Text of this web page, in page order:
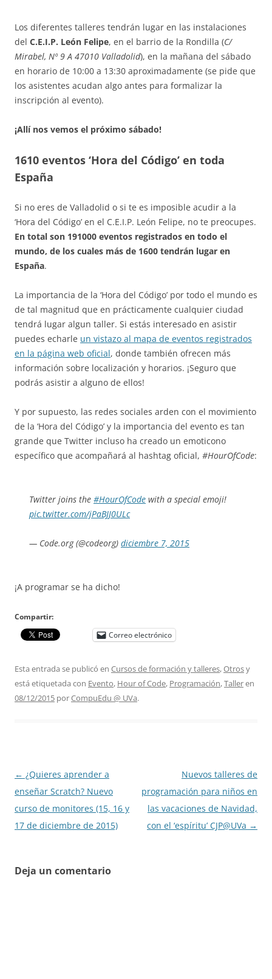
Los diferentes talleres tendrán lugar en las instalaciones
del C.E.I.P. León Felipe, en el barrio de la Rondilla (C/
Mirabel, Nº 9 A 47010 Valladolid), en la mañana del sábado
en horario de 10:00 a 13:30 aproximadamente (se pide que
los asistentes acudan algo antes para formalizar la
inscripción al evento).
¡Allí nos vemos el próximo sábado!
1610 eventos ‘Hora del Código’ en toda
España
Si no eres de Valladolid o si te es imposible acudir a la
‘Hora del Código’ en el C.E.I.P. León Felipe, no te preocupes.
En total son 191000 eventos registrados en todo el
mundo, de los cuales más de 1600 tendrán lugar en
España.
La importancia de la ‘Hora del Código’ por todo el mundo es
de tal magnitud que en prácticamente cualquier ciudad
tendrá lugar algun taller. Si estás interesado en asistir
puedes echarle un vistazo al mapa de eventos registrados
en la página web oficial, donde también ofrecen más
información sobre localización y horarios. ¡Seguro que
podrás asistir a alguno de ellos!
Y por supuesto, las redes sociales arden con el movimiento
de la ‘Hora del Código’ y la importancia del evento es tan
grande que Twitter incluso ha creado un emoticono
específico que acompañará al hashtag oficial, #HourOfCode:
Twitter joins the #HourOfCode with a special emoji!
pic.twitter.com/jPaBJJ0ULc
— Code.org (@codeorg) diciembre 7, 2015
¡A programar se ha dicho!
Compartir:
Correo electrónico
Esta entrada se publicó en Cursos de formación y talleres,Otrosy
está etiquetada con Evento, Hour of Code, Programación,Talleren
08/12/2015 porCompuEdu @ UVa.
Navegación
de
entradas
← ¿Quieres aprender a
enseñar Scratch? Nuevo
curso de monitores (15, 16 y
17 de diciembre de 2015)
Nuevos talleres de
programación para niños en
las vacaciones de Navidad,
con el ‘espíritu’ CJP@UVa →
Deja un comentario